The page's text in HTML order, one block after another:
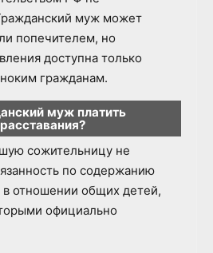
муж может
попечителем, но
доступна только
гражданам.
муж платить
сожительницу не
по содержанию
в отношении общих детей,
официально